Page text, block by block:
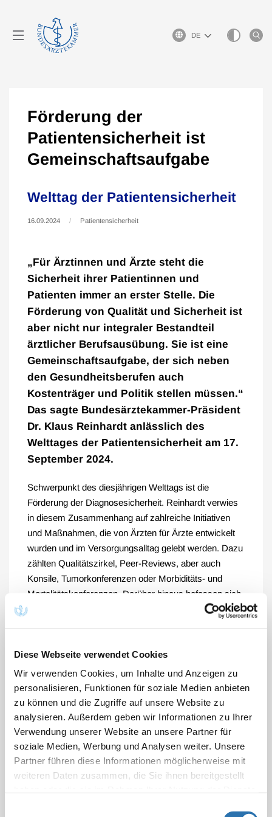
Diese Webseite verwendet Cookies
Wir verwenden Cookies, um Inhalte und Anzeigen zu
personalisieren, Funktionen für soziale Medien anbieten
zu können und die Zugriffe auf unsere Website zu
analysieren. Außerdem geben wir Informationen zu Ihrer
Verwendung unserer Website an unsere Partner für
soziale Medien, Werbung und Analysen weiter. Unsere
Partner führen diese Informationen möglicherweise mit
weiteren Daten zusammen, die Sie ihnen bereitgestellt
Sprachauswahl
Förderung der
Patientensicherheit ist
Gemeinschaftsaufgabe
Welttag der Patientensicherheit
16.09.2024 Patientensicherheit
„Für Ärztinnen und Ärzte steht die
Sicherheit ihrer Patientinnen und
Patienten immer an erster Stelle. Die
Förderung von Qualität und Sicherheit ist
aber nicht nur integraler Bestandteil
ärztlicher Berufsausübung. Sie ist eine
Gemeinschaftsaufgabe, der sich neben
den Gesundheitsberufen auch
Kostenträger und Politik stellen müssen.“
Das sagte Bundesärztekammer-Präsident
Dr. Klaus Reinhardt anlässlich des
Welttages der Patientensicherheit am 17.
September 2024.
Schwerpunkt des diesjährigen Welttags ist die
Förderung der Diagnosesicherheit. Reinhardt verwies
in diesem Zusammenhang auf zahlreiche Initiativen
und Maßnahmen, die von Ärzten für Ärzte entwickelt
wurden und im Versorgungsalltag gelebt werden. Dazu
zählten Qualitätszirkel, Peer-Reviews, aber auch
Konsile, Tumorkonferenzen oder Morbiditäts- und
Mortalitätskonferenzen. Darüber hinaus befassen sich
von den Ärztekammern anerkannte
Erkenntnisse für die Fehlerprävention würden auch
aus den Daten der Gutachterkommissionen und
Schlichtungsstellen bei den Ärztekammern sowie aus
CIRSmedical.de, dem Berichts- und Lernsystem der
deutschen Ärzteschaft für kritische Ereignisse in der
Medizin, gewonnen, die bundesweit erfasst und für
Fortbildungen und Qualitätssicherungsmaßnahmen
ausgewertet werden.